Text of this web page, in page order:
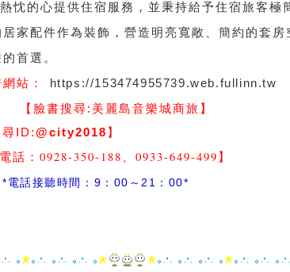
忱的心提供住宿服務，並秉持給予住宿旅客極
家配件作為裝飾，營造明亮寬敞、簡約的套房
首選。
站： https://153474955739.web.fullinn.tw
【臉書搜尋: 美麗島音樂城商旅 】
@city2018 】
188、0933-649-499 】
：00～21：00*